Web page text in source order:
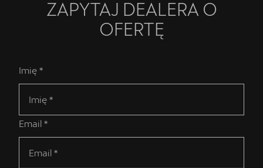
ZAPYTAJ DEALERA O
OFERTĘ
Imię *
Email *